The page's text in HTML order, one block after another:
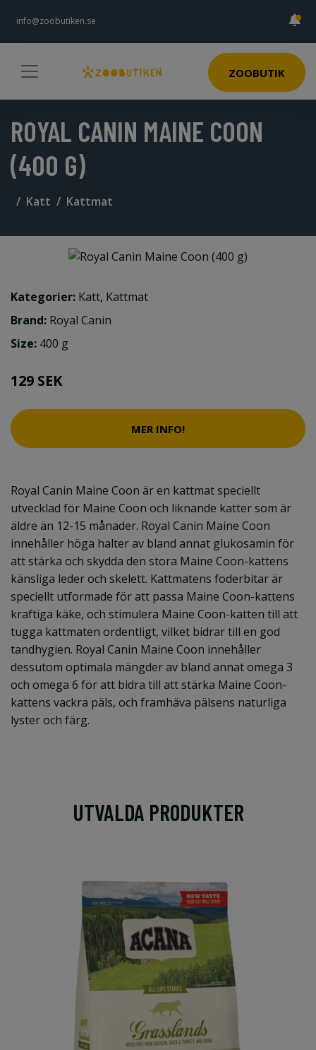
info@zoobutiken.se
ZOOBUTIK
ROYAL CANIN MAINE COON
(400 G)
Katt Kattmat
Kategorier: Katt, Kattmat
Brand: Royal Canin
Size: 400 g
129 SEK
MER INFO!
Royal Canin Maine Coon är en kattmat speciellt
utvecklad för Maine Coon och liknande katter som är
äldre än 12-15 månader. Royal Canin Maine Coon
innehåller höga halter av bland annat glukosamin för
att stärka och skydda den stora Maine Coon-kattens
känsliga leder och skelett. Kattmatens foderbitar är
speciellt utformade för att passa Maine Coon-kattens
kraftiga käke, och stimulera Maine Coon-katten till att
tugga kattmaten ordentligt, vilket bidrar till en god
tandhygien. Royal Canin Maine Coon innehåller
dessutom optimala mängder av bland annat omega 3
och omega 6 för att bidra till att stärka Maine Coon-
kattens vackra päls, och framhäva pälsens naturliga
lyster och färg.
UTVALDA PRODUKTER